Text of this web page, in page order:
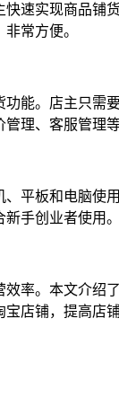
速实现商品铺
常方便。
能。店主只需
理、客服管理
平板和电脑使
手创业者使用。
率。本文介绍
店铺，提高店铺